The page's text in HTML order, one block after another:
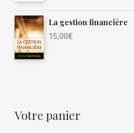
La gestion financière
15,00€
Votre panier